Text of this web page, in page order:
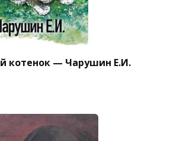
котенок — Чарушин Е.И.